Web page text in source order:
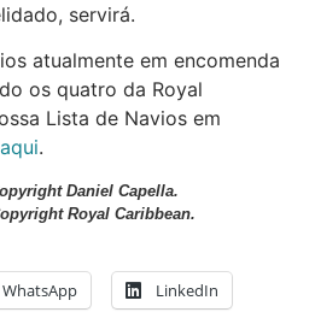
servirá.
atualmente em encomenda
os quatro da Royal
Lista de Navios em
.
Daniel Capella.
Royal Caribbean.
WhatsApp LinkedIn